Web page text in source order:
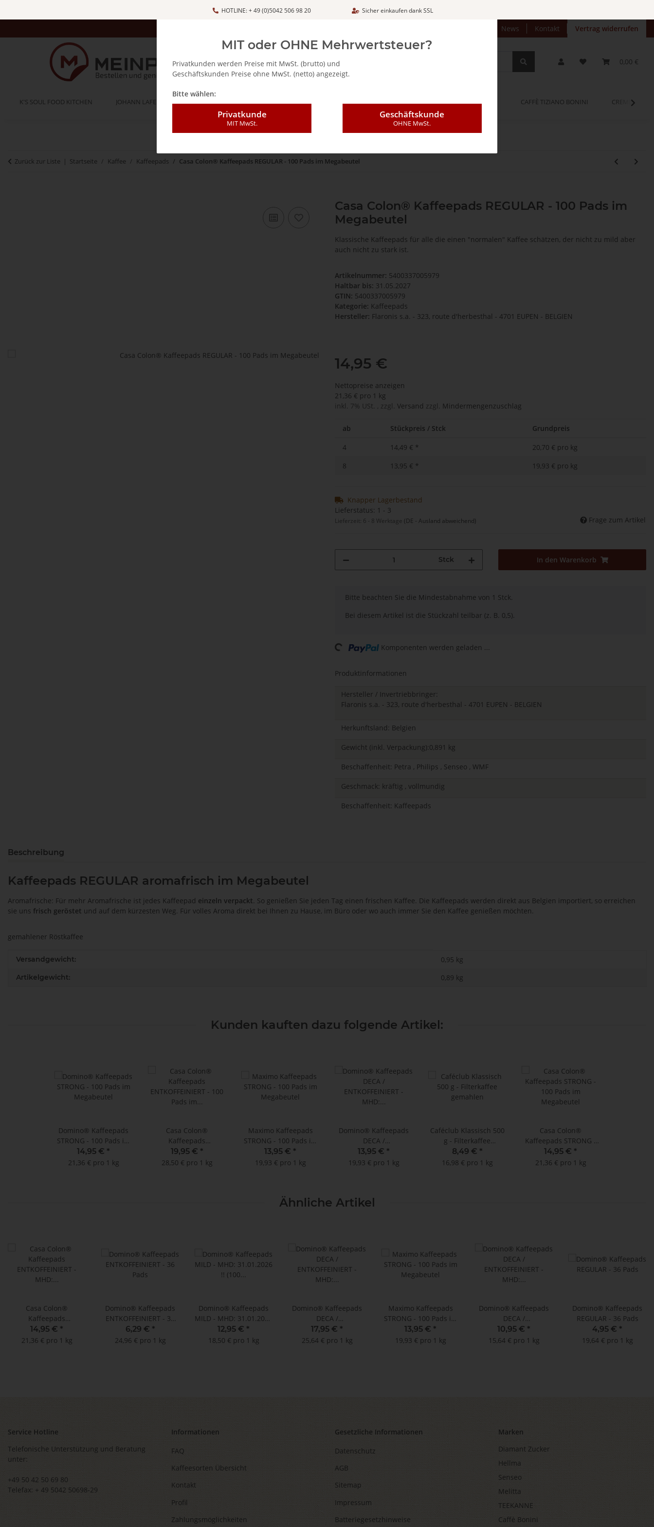
HOTLINE: + 49 (0)5042 506 98 20 Sicher einkaufen dank SSL
News Kontakt Vertrag widerrufen
0,00 €
K'S SOUL FOOD KITCHEN JOHANN LAFER BELLA ITALIA - FEINKOSTARTIKEL CAFFÈ MAJESTIC / DICAF KAFFEE OPINUM CAFFÈ TIZIANO BONINI CREMEO
Zurück zur Liste Startseite Kaffee Kaffeepads Casa Colon® Kaffeepads REGULAR - 100 Pads im Megabeutel
Casa Colon® Kaffeepads REGULAR - 100 Pads im
Megabeutel
Klassische Kaffeepads für alle die einen "normalen" Kaffee schätzen, der nicht zu mild aber
auch nicht zu stark ist.
Artikelnummer: 5400337005979
Haltbar bis: 31.05.2027
GTIN: 5400337005979
Kategorie: Kaffeepads
Hersteller: Flaronis s.a. - 323, route d'herbesthal - 4701 EUPEN - BELGIEN
14,95 €
Nettopreise anzeigen
21,36 € pro 1 kg
inkl. 7% USt. , zzgl. Versand zzgl. Mindermengenzuschlag
ab Stückpreis / Stck Grundpreis
4 14,49 € *
20,70 € pro kg
8
13,95 € * 19,93 € pro kg
Knapper Lagerbestand
Lieferstatus: 1 - 3
Lieferzeit: 6 - 8 Werktage (DE - Ausland abweichend) Frage zum Artikel
Stck In den Warenkorb
xBitte beachten Sie die Mindestabnahme von 1 Stck.
Bei diesem Artikel ist die Stückzahl teilbar (z. B. 0,5).
Loading... Komponenten werden geladen ...
Produktinformationen
Hersteller / Invertriebbringer:
Flaronis s.a. - 323, route d'herbesthal - 4701 EUPEN - BELGIEN
Herkunftsland: Belgien
Gewicht (inkl. Verpackung):0,891 kg
Beschaffenheit: Petra , Philips , Senseo , WMF
Geschmack: kräftig , vollmundig
Beschaffenheit: Kaffeepads
Beschreibung
Kaffeepads REGULAR aromafrisch im Megabeutel
Aromafrische: Für mehr Aromafrische ist jedes Kaffeepad einzeln verpackt. So genießen Sie jeden Tag einen frischen Kaffee. Die Kaffeepads werden direkt aus Belgien importiert, so erreichen
sie uns frisch geröstet und auf dem kürzesten Weg. Für volles Aroma direkt bei Ihnen zu Hause, im Büro oder wo auch immer Sie den Kaffee genießen möchten.
gemahlener Röstkaffee
Produkteigenschaft
Wert
Versandgewicht: 0,95 kg
Artikelgewicht: 0,89 kg
Kunden kauften dazu folgende Artikel:
Domino® Kaffeepads
STRONG - 100 Pads im
Megabeutel
14,95 € *
21,36 € pro 1 kg
Casa Colon®
Kaffeepads
ENTKOFFEINIERT - 100
Pads im Megabeutel
19,95 € *
28,50 € pro 1 kg
Maximo Kaffeepads
STRONG - 100 Pads im
Megabeutel
13,95 € *
19,93 € pro 1 kg
Domino® Kaffeepads
DECA /
ENTKOFFEINIERT -
MHD: 30.09.2025 !!!
13,95 € *
19,93 € pro 1 kg
Caféclub Klassisch 500
g - Filterkaffee
gemahlen
8,49 € *
16,98 € pro 1 kg
Casa Colon®
Kaffeepads STRONG -
100 Pads im
Megabeutel
14,95 € *
21,36 € pro 1 kg
Ähnliche Artikel
Casa Colon®
Kaffeepads
ENTKOFFEINIERT -
MHD: 31.12.2025 !! (100
14,95 € *
21,36 € pro 1 kg
Domino® Kaffeepads
ENTKOFFEINIERT - 36
Pads
6,29 € *
24,96 € pro 1 kg
Domino® Kaffeepads
MILD - MHD: 31.01.2026
!! (100 Pads im
Megabeutel)
12,95 € *
18,50 € pro 1 kg
Domino® Kaffeepads
DECA /
ENTKOFFEINIERT -
MHD: 31.05.2026 !!!
17,95 € *
25,64 € pro 1 kg
Maximo Kaffeepads
STRONG - 100 Pads im
Megabeutel
13,95 € *
19,93 € pro 1 kg
Domino® Kaffeepads
DECA /
ENTKOFFEINIERT -
MHD: 14.11.2023 !!!
10,95 € *
15,64 € pro 1 kg
Domino® Kaffeepads
REGULAR - 36 Pads
4,95 € *
19,64 € pro 1 kg
Service Hotline
Telefonische Unterstützung und Beratung
unter:
+49 50 42 50 69 80
Telefax: + 49 5042 50698-29
Informationen
FAQ
Kaffeesorten Übersicht
Kontakt
Profil
Zahlungsmöglichkeiten
Gesetzliche Informationen
Datenschutz
AGB
Sitemap
Impressum
Batteriegesetzhinweise
Marken
Diamant Zucker
Hellma
Senseo
Melitta
TEEKANNE
Caffè Bonini
MIT oder OHNE Mehrwertsteuer?
Privatkunden werden Preise mit MwSt. (brutto) und
Geschäftskunden Preise ohne MwSt. (netto) angezeigt.
Bitte wählen:
Privatkunde
MIT MwSt.
Geschäftskunde
OHNE MwSt.